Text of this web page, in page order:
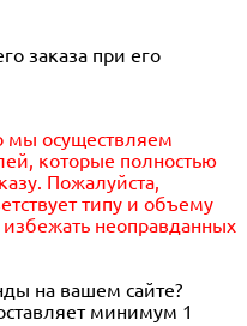
заказа при его
мы осуществляем
которые полностью
Пожалуйста,
типу и объему
избежать неоправданных
на вашем сайте?
минимум 1